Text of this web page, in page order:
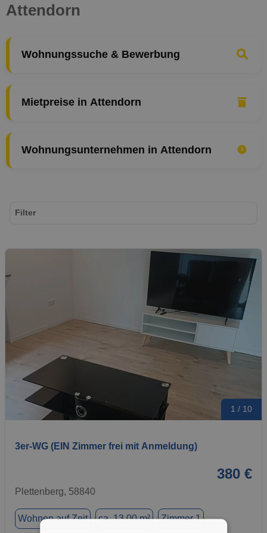
Attendorn
Wohnungssuche & Bewerbung
Mietpreise in Attendorn
Wohnungsunternehmen in Attendorn
1 / 10
3er-WG (EIN Zimmer frei mit Anmeldung)
380 €
Plettenberg, 58840
Wohnen auf Zeit ca. 13,00 m² Zimmer 1
Filter